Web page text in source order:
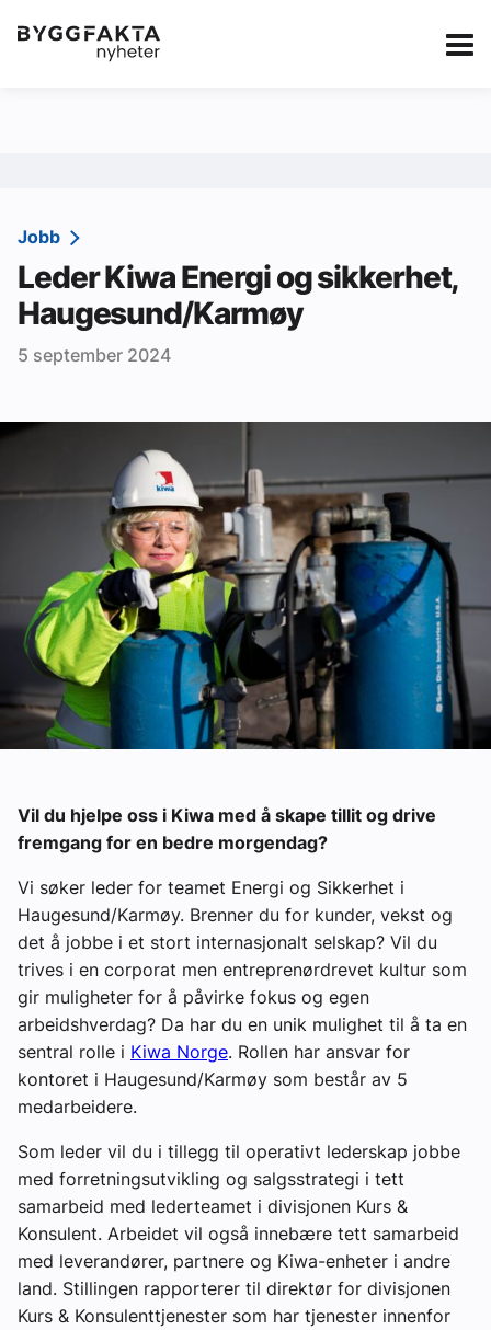
Kategorier Jobbmarkedet Annonsere i
Redaksjonen
Om Byggfakta
Annonsere
Abonnere
Ledige stillinger
eBlad
Aktivitetskalender
Bransjekommentar
Aktuelle prosjekter
Jobb
Leder Kiwa Energi og sikkerhet,
Haugesund/Karmøy
5 september 2024
Vil du hjelpe oss i Kiwa med å skape tillit og drive
fremgang for en bedre morgendag?
Vi søker leder for teamet Energi og Sikkerhet i
Haugesund/Karmøy. Brenner du for kunder, vekst og
det å jobbe i et stort internasjonalt selskap? Vil du
trives i en corporat men entreprenørdrevet kultur som
gir muligheter for å påvirke fokus og egen
arbeidshverdag? Da har du en unik mulighet til å ta en
sentral rolle i Kiwa Norge. Rollen har ansvar for
kontoret i Haugesund/Karmøy som består av 5
medarbeidere.
Som leder vil du i tillegg til operativt lederskap jobbe
med forretningsutvikling og salgsstrategi i tett
samarbeid med lederteamet i divisjonen Kurs &
Konsulent. Arbeidet vil også innebære tett samarbeid
med leverandører, partnere og Kiwa-enheter i andre
land. Stillingen rapporterer til direktør for divisjonen
Kurs & Konsulenttjenester som har tjenester innenfor